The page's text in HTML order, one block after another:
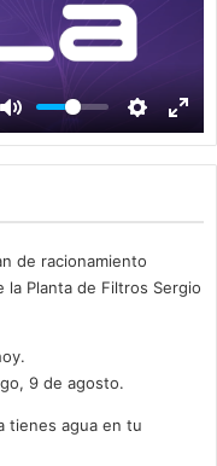
de racionamiento
Planta de Filtros Sergio
9 de agosto.
tienes agua en tu